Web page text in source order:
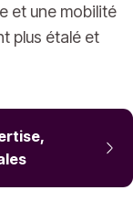
et une mobilité
plus étalé et